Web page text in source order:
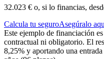
32.023 € o, si lo financias,
Calcula tu seguroAsegúralo
Este ejemplo de financiación
contractual ni obligatorio. El
8,25% y aportando una